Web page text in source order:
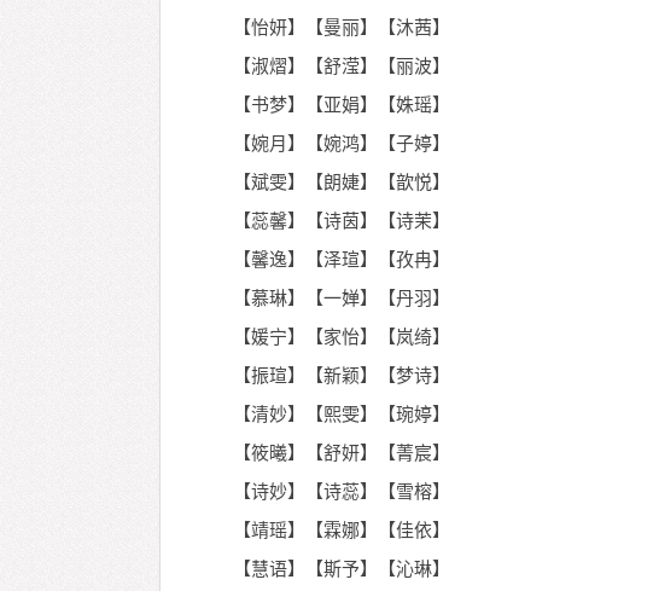
【怡妍】【曼丽】【沐茜】
【淑熠】【舒滢】【丽波】
【书梦】【亚娟】【姝瑶】
【婉月】【婉鸿】【子婷】
【斌雯】【朗婕】【歆悦】
【蕊馨】【诗茵】【诗茉】
【馨逸】【泽瑄】【孜冉】
【慕琳】【一婵】【丹羽】
【媛宁】【家怡】【岚绮】
【振瑄】【新颖】【梦诗】
【清妙】【熙雯】【琬婷】
【筱曦】【舒妍】【菁宸】
【诗妙】【诗蕊】【雪榕】
【靖瑶】【霖娜】【佳依】
【慧语】【斯予】【沁琳】